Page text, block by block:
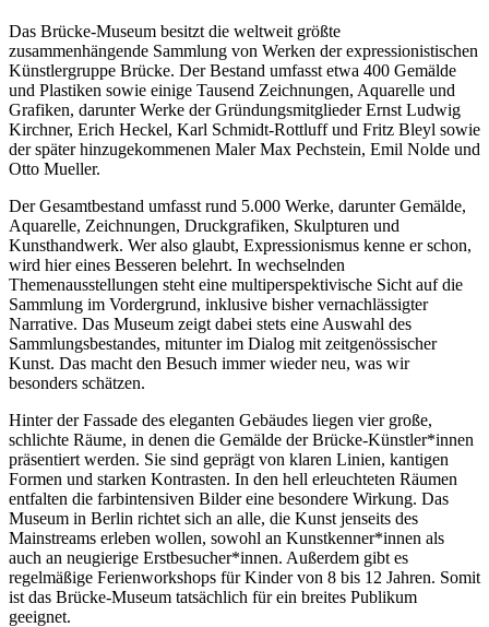
Das Brücke-Museum besitzt die weltweit größte
zusammenhängende Sammlung von Werken der expressionistischen
Künstlergruppe Brücke. Der Bestand umfasst etwa 400 Gemälde
und Plastiken sowie einige Tausend Zeichnungen, Aquarelle und
Grafiken, darunter Werke der Gründungsmitglieder Ernst Ludwig
Kirchner, Erich Heckel, Karl Schmidt-Rottluff und Fritz Bleyl sowie
der später hinzugekommenen Maler Max Pechstein, Emil Nolde und
Otto Mueller.
Der Gesamtbestand umfasst rund 5.000 Werke, darunter Gemälde,
Aquarelle, Zeichnungen, Druckgrafiken, Skulpturen und
Kunsthandwerk. Wer also glaubt, Expressionismus kenne er schon,
wird hier eines Besseren belehrt. In wechselnden
Themenausstellungen steht eine multiperspektivische Sicht auf die
Sammlung im Vordergrund, inklusive bisher vernachlässigter
Narrative. Das Museum zeigt dabei stets eine Auswahl des
Sammlungsbestandes, mitunter im Dialog mit zeitgenössischer
Kunst. Das macht den Besuch immer wieder neu, was wir
besonders schätzen.
Hinter der Fassade des eleganten Gebäudes liegen vier große,
schlichte Räume, in denen die Gemälde der Brücke-Künstler*innen
präsentiert werden. Sie sind geprägt von klaren Linien, kantigen
Formen und starken Kontrasten. In den hell erleuchteten Räumen
entfalten die farbintensiven Bilder eine besondere Wirkung. Das
Museum in Berlin richtet sich an alle, die Kunst jenseits des
Mainstreams erleben wollen, sowohl an Kunstkenner*innen als
auch an neugierige Erstbesucher*innen. Außerdem gibt es
regelmäßige Ferienworkshops für Kinder von 8 bis 12 Jahren. Somit
ist das Brücke-Museum tatsächlich für ein breites Publikum
geeignet.